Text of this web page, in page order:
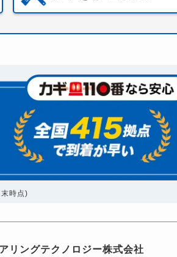
時点)
リングテクノロジー株式会社